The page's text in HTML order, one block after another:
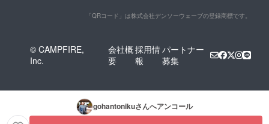
文頂け
時間
付き！
「QRコード」は株式会社デンソーウェーブの登録商標です。
© CAMPFIRE,
Inc.
会社概
要
採用情
報
パートナー
募集
gohantonikuさんへアンコール